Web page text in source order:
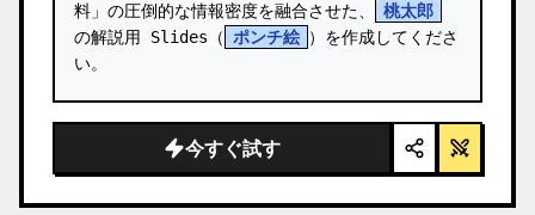
料」の圧倒的な情報密度を融合させた、
桃太郎
の解説用 Slides（
ポンチ絵 ）を作成してくださ
い。
今すぐ試す